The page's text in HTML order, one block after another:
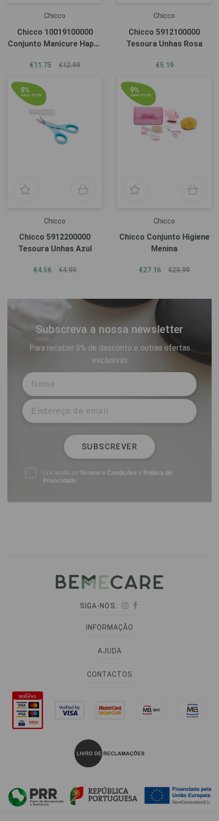
Chicco
Chicco 10019100000
Conjunto Manicure Happy
€11.75 €12.99
Chicco
Chicco 5912100000
Tesoura Unhas Rosa
€5.19
8%
sobre P.V.P.R
Chicco
Chicco 5912200000
Tesoura Unhas Azul
€4.56 €4.99
9%
sobre P.V.P.R
Chicco
Chicco Conjunto Higiene
Menina
€27.16 €29.99
Subscreva a nossa newsletter
Para receber 5% de desconto e outras ofertas
exclusivas
SUBSCREVER
Li e aceito osTermos e Condições e Política de
Privacidade
SIGA-NOS:
INFORMAÇÃO
AJUDA
CONTACTOS